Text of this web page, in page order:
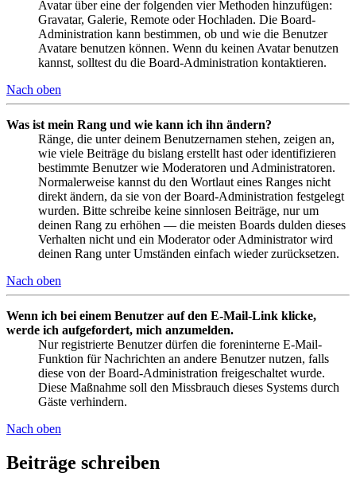
Avatar über eine der folgenden vier Methoden hinzufügen:
Gravatar, Galerie, Remote oder Hochladen. Die Board-
Administration kann bestimmen, ob und wie die Benutzer
Avatare benutzen können. Wenn du keinen Avatar benutzen
kannst, solltest du die Board-Administration kontaktieren.
Nach oben
Was ist mein Rang und wie kann ich ihn ändern?
Ränge, die unter deinem Benutzernamen stehen, zeigen an,
wie viele Beiträge du bislang erstellt hast oder identifizieren
bestimmte Benutzer wie Moderatoren und Administratoren.
Normalerweise kannst du den Wortlaut eines Ranges nicht
direkt ändern, da sie von der Board-Administration festgelegt
wurden. Bitte schreibe keine sinnlosen Beiträge, nur um
deinen Rang zu erhöhen — die meisten Boards dulden dieses
Verhalten nicht und ein Moderator oder Administrator wird
deinen Rang unter Umständen einfach wieder zurücksetzen.
Nach oben
Wenn ich bei einem Benutzer auf den E-Mail-Link klicke,
werde ich aufgefordert, mich anzumelden.
Nur registrierte Benutzer dürfen die foreninterne E-Mail-
Funktion für Nachrichten an andere Benutzer nutzen, falls
diese von der Board-Administration freigeschaltet wurde.
Diese Maßnahme soll den Missbrauch dieses Systems durch
Gäste verhindern.
Nach oben
Beiträge schreiben